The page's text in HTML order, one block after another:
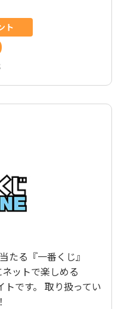
ト
たる『一番くじ』
ットで楽しめる
トです。 取り扱ってい